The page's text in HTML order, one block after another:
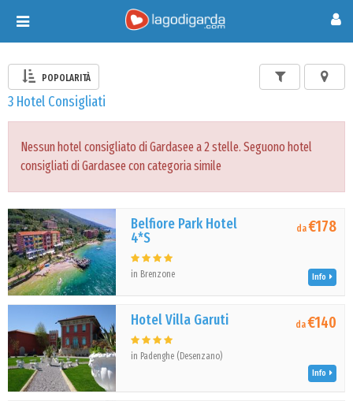
Toggle
navigation
POPOLARITÀ
3 Hotel Consigliati
Nessun hotel consigliato di Gardasee a 2 stelle. Seguono hotel
consigliati di Gardasee con categoria simile
Belfiore Park Hotel
4*S
in Brenzone
da€178
Info
Hotel Villa Garuti
in Padenghe (Desenzano)
da€140
Info